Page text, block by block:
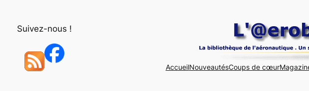
Suivez-nous !
AccueilNouveautésCoups de cœur